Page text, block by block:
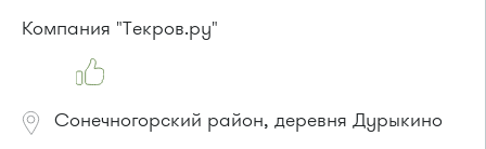
Маршрутка № 409м, 419м
Компания "Текров.ру"
Сонечногорский район, деревня Дурыкино